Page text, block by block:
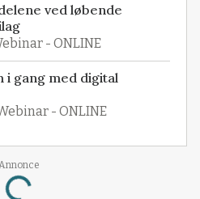
ved løbende
- ONLINE
i gang med digital
- ONLINE
Loading...